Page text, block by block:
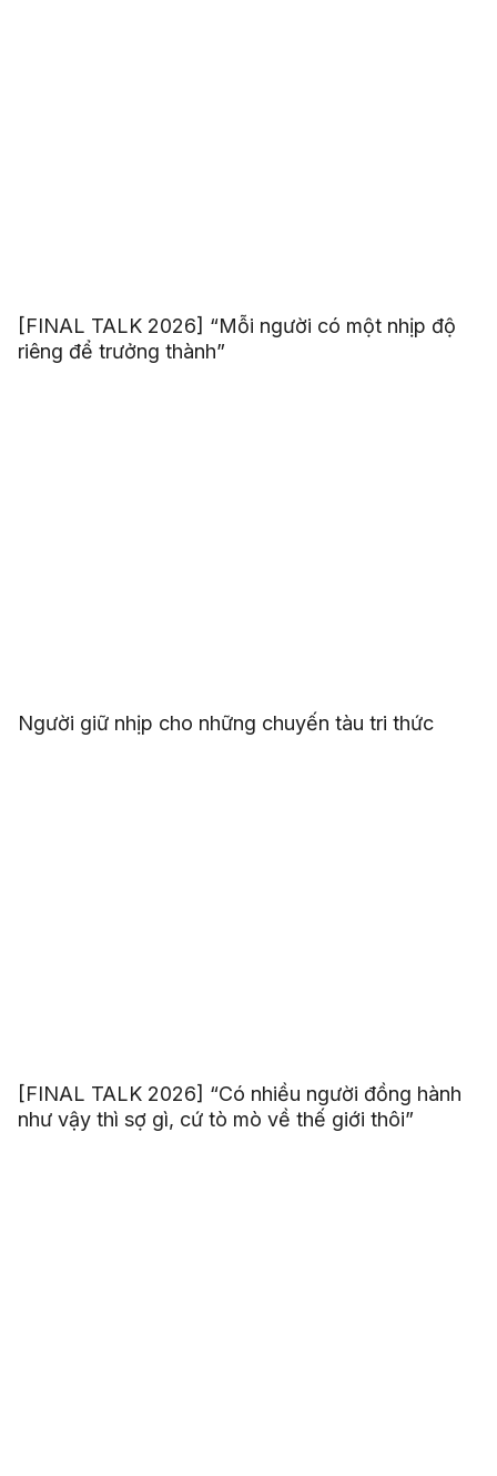
[FINAL TALK 2026] “Mỗi người có một nhịp độ
riêng để trưởng thành”
Người giữ nhịp cho những chuyến tàu tri thức
[FINAL TALK 2026] “Có nhiều người đồng hành
như vậy thì sợ gì, cứ tò mò về thế giới thôi”